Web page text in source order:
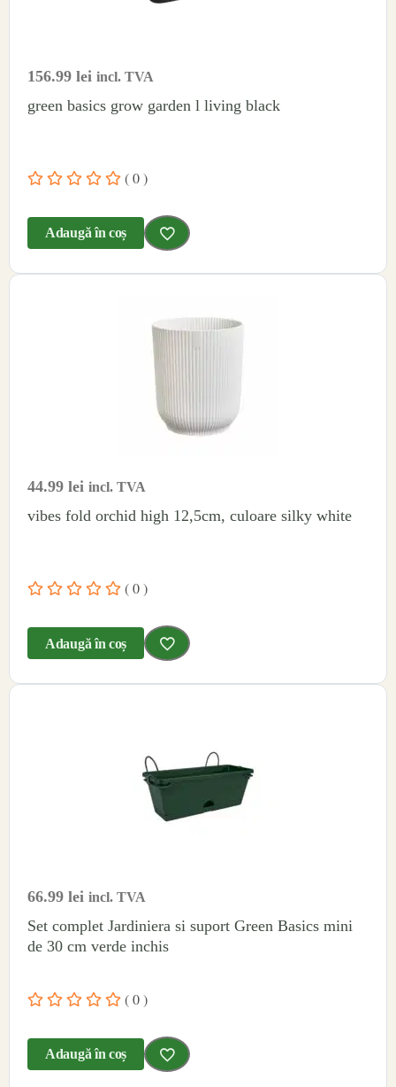
156.99 lei incl. TVA
green basics grow garden l living black
( 0 )
Adaugă în coș
44.99 lei incl. TVA
vibes fold orchid high 12,5cm, culoare silky white
( 0 )
Adaugă în coș
66.99 lei incl. TVA
Set complet Jardiniera si suport Green Basics mini
de 30 cm verde inchis
( 0 )
Adaugă în coș